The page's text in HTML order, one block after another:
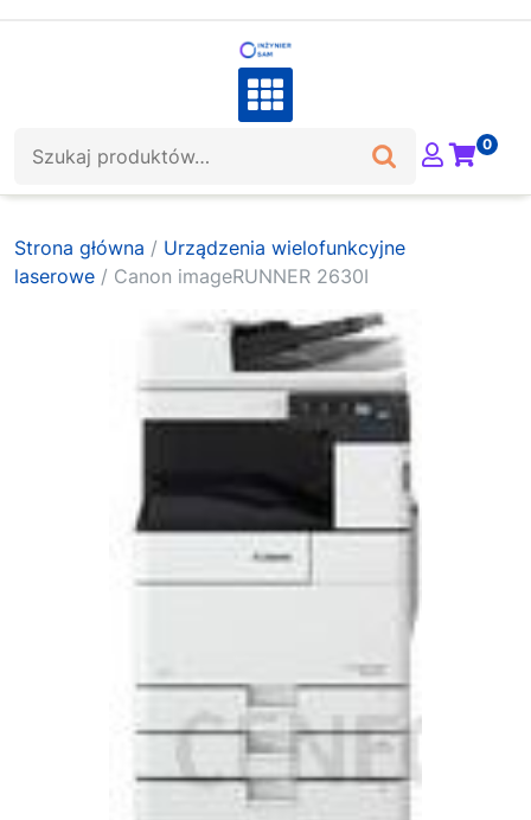
0
Strona główna / Urządzenia wielofunkcyjne
laserowe / Canon imageRUNNER 2630I